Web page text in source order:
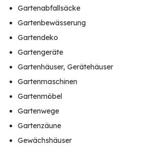
Gartenabfallsäcke
Gartenbewässerung
Gartendeko
Gartengeräte
Gartenhäuser, Gerätehäuser
Gartenmaschinen
Gartenmöbel
Gartenwege
Gartenzäune
Gewächshäuser